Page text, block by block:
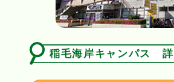
稲毛海岸キャンパス 詳